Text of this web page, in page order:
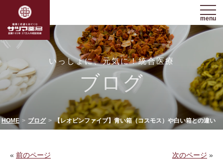
menu
いっしょに、元気に！統合医療
ブログ
HOME ブログ 【レオピンファイブ】青い箱（コスモス）や白い箱との違い
« 前のページ 次のページ »